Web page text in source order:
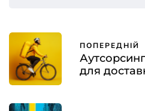
ПОПЕРЕДНІЙ
для